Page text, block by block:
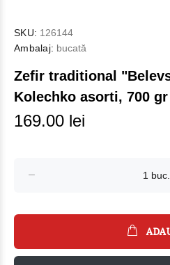
SKU: 126144
Ambalaj: bucată
Zefir traditional
Kolechko asorti, 700 gr
169.00 lei